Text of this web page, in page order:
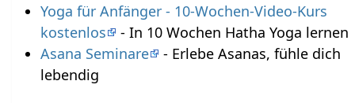
Yoga für Anfänger - 10-Wochen-Video-Kurs
kostenlos
- In 10 Wochen Hatha Yoga lernen
Asana Seminare
- Erlebe Asanas, fühle dich
lebendig